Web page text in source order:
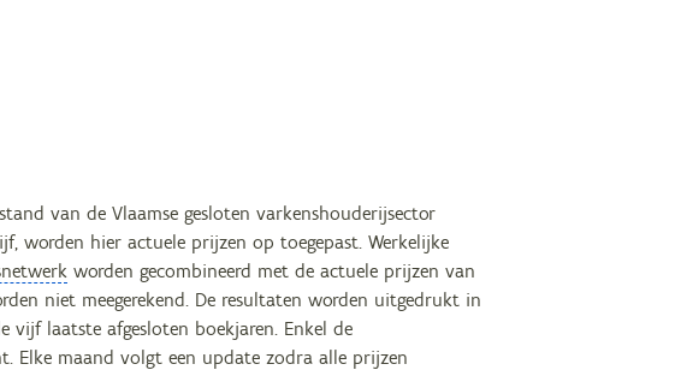
van de Vlaamse gesloten varkenshouderijsector
worden hier actuele prijzen op toegepast. Werkelijke
worden gecombineerd met de actuele prijzen van
niet meegerekend. De resultaten worden uitgedrukt in
vijf laatste afgesloten boekjaren. Enkel de
Elke maand volgt een update zodra alle prijzen